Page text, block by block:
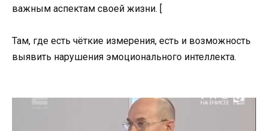
важным аспектам своей жизни. [
Там, где есть чёткие измерения, есть и возможность
выявить нарушения эмоционального интеллекта.